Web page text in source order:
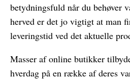
betydningsfuld når du behøver
herved er det jo vigtigt at man
leveringstid ved det aktuelle
Masser af online butikker
hverdag på en række af deres